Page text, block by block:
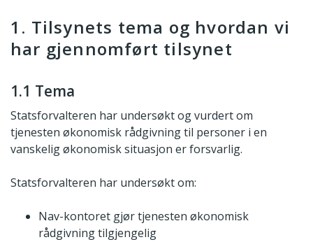
1. Tilsynets tema og hvordan vi
har gjennomført tilsynet
1.1 Tema
Statsforvalteren har undersøkt og vurdert om
tjenesten økonomisk rådgivning til personer i en
vanskelig økonomisk situasjon er forsvarlig.
Statsforvalteren har undersøkt om:
Nav-kontoret gjør tjenesten økonomisk
rådgivning tilgjengelig